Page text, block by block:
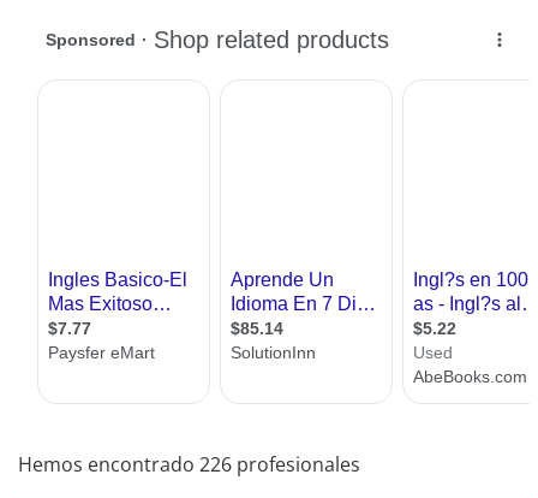
Hemos encontrado 226 profesionales